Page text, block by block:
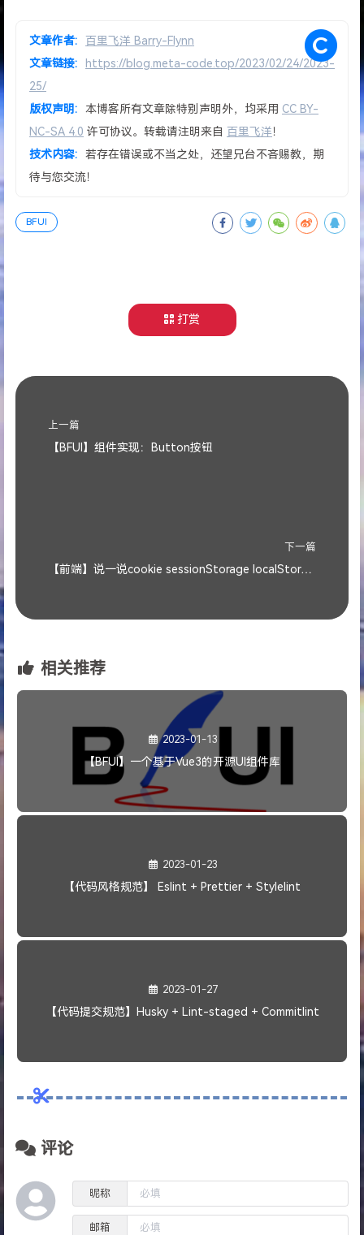
文章作者:
百里飞洋 Barry-Flynn
文章链接:
https://blog.meta-code.top/2023/02/24/2023-
25/
版权声明:
本博客所有文章除特别声明外，均采用 CC BY-
NC-SA 4.0 许可协议。转载请注明来自 百里飞洋！
技术内容:
若存在错误或不当之处，还望兄台不吝赐教，期
待与您交流！
BFUI
打赏
上一篇
【BFUI】组件实现：Button按钮
下一篇
【前端】说一说cookie sessionStorage localStorage 区别？
相关推荐
2023-01-13
【BFUI】一个基于Vue3的开源UI组件库
2023-01-23
【代码风格规范】 Eslint + Prettier + Stylelint
2023-01-27
【代码提交规范】Husky + Lint-staged + Commitlint
评论
昵称
邮箱